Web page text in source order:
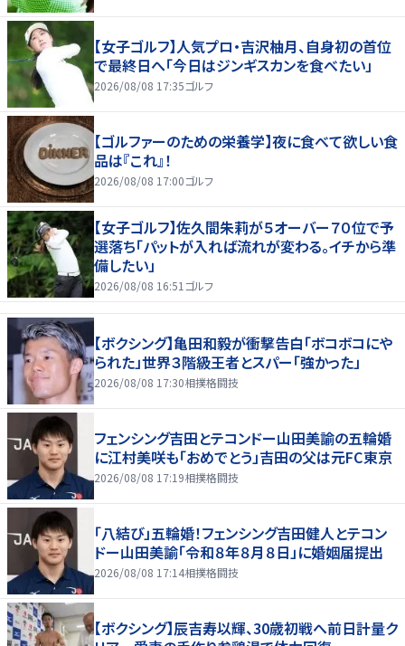
【女子ゴルフ】人気プロ・吉沢柚月、自身初の首位
で最終日へ「今日はジンギスカンを食べたい」
2026/08/08 17:35ゴルフ
【ゴルファーのための栄養学】夜に食べて欲しい食
品は『これ』！
2026/08/08 17:00ゴルフ
【女子ゴルフ】佐久間朱莉が５オーバー７０位で予
選落ち「パットが入れば流れが変わる。イチから準
備したい」
2026/08/08 16:51 ゴルフ
【ボクシング】亀田和毅が衝撃告白「ボコボコにや
られた」世界３階級王者とスパー「強かった」
2026/08/08 17:30相撲格闘技
フェンシング吉田とテコンドー山田美諭の五輪婚
に江村美咲も「おめでとう」吉田の父は元FC東京
2026/08/08 17:19相撲格闘技
「八結び」五輪婚！フェンシング吉田健人とテコン
ドー山田美諭「令和８年８月８日」に婚姻届提出
2026/08/08 17:14相撲格闘技
【ボクシング】辰吉寿以輝、30歳初戦へ前日計量ク